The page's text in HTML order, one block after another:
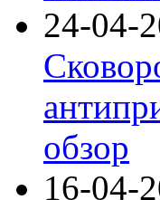
24-04-
обзор
16-04-